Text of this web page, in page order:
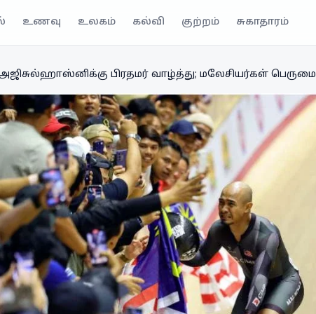
உணவு உலகம் கல்வி குற்றம் சுகாதாரம்
பிரதமர் வாழ்த்து; மலேசியர்கள் பெருமை